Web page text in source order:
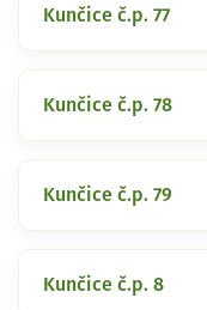
Kunčice č.p. 77
Kunčice č.p. 78
Kunčice č.p. 79
Kunčice č.p. 8